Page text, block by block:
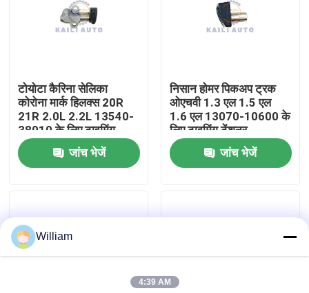
हमारे बारे में
गुणवत्ता नियंत्रण
हमसे संपर्क करें
बोली मांगें
टोयोटा कैरिना सेलिका
कोरोना मार्क हिलक्स 20R
21R 2.0L 2.2L 13540-
38010 के लिए टाइमिंग
टेंशनर
जांच भेजें
निसान होमर पिकअप ट्रक
ओएचवी 1.3 एल 1.5 एल
1.6 एल 13070-10600 के
लिए टाइमिंग टेंशनर
जांच भेजें
William
4:39 AM